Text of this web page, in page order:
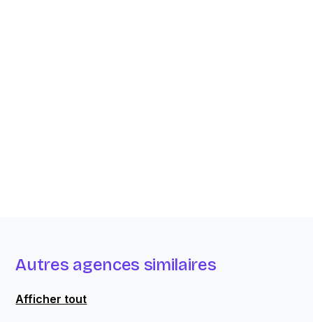
Autres agences similaires
Afficher tout